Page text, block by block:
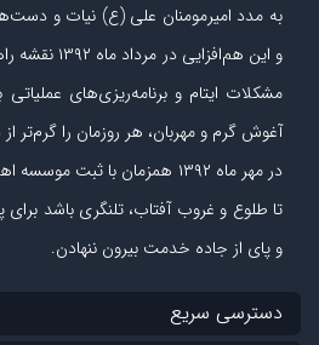
به مدد امیرمومنان علی (ع) نیات و
و این
مشکلات ایتام و برنامه‌ریزی‏‌های عملیاتی
آغوش گرم و مهربان، هر روزمان را گرم‌تر
در مهر ماه ۱۳۹۲ همزمان با ثبت موسسه
تا طلوع و غروب آفتاب، تلنگری باشد
و پای از جاده‏ خدمت بیرون ننهادن.
دسترسی سریع